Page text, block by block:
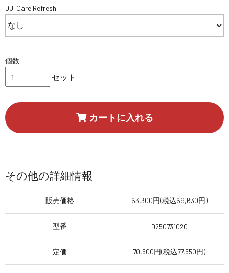
DJI Care Refresh
個数
セット
カートに入れる
その他の詳細情報
販売価格 63,300円(税込69,630円)
型番 D250731020
定価 70,500円(税込77,550円)